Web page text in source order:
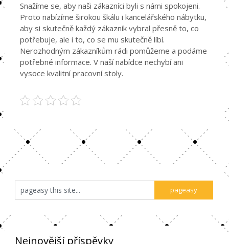
Snažíme se, aby naši zákazníci byli s námi spokojeni.
Proto nabízíme širokou škálu i kancelářského nábytku,
aby si skutečně každý zákazník vybral přesně to, co
potřebuje, ale i to, co se mu skutečně líbí.
Nerozhodným zákazníkům rádi pomůžeme a podáme
potřebné informace. V naší nabídce nechybí ani
vysoce kvalitní pracovní stoly.
Nejnovější příspěvky